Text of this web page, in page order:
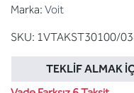
Marka: Voit
SKU: 1VTAKST30100/
TEKLIF ALMAK